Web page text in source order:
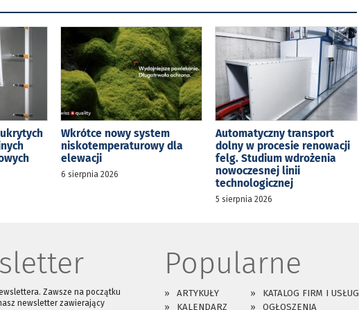
Wkrótce nowy system
niskotemperaturowy dla
elewacji
6 sierpnia 2026
Automatyczny transport
dolny w procesie renowacji
felg. Studium wdrożenia
nowoczesnej linii
technologicznej
5 sierpnia 2026
Zawsze na początku
newsletter zawierający
Popularne
ARTYKUŁY
KATALOG FIRM I USŁUG
KALENDARZ
OGŁOSZENIA